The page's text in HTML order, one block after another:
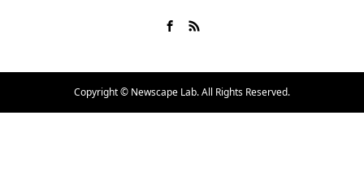
Copyright © Newscape Lab. All Rights Reserved.